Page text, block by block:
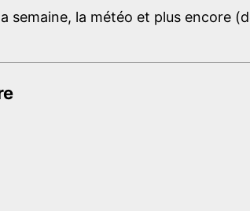
semaine, la météo et plus encore